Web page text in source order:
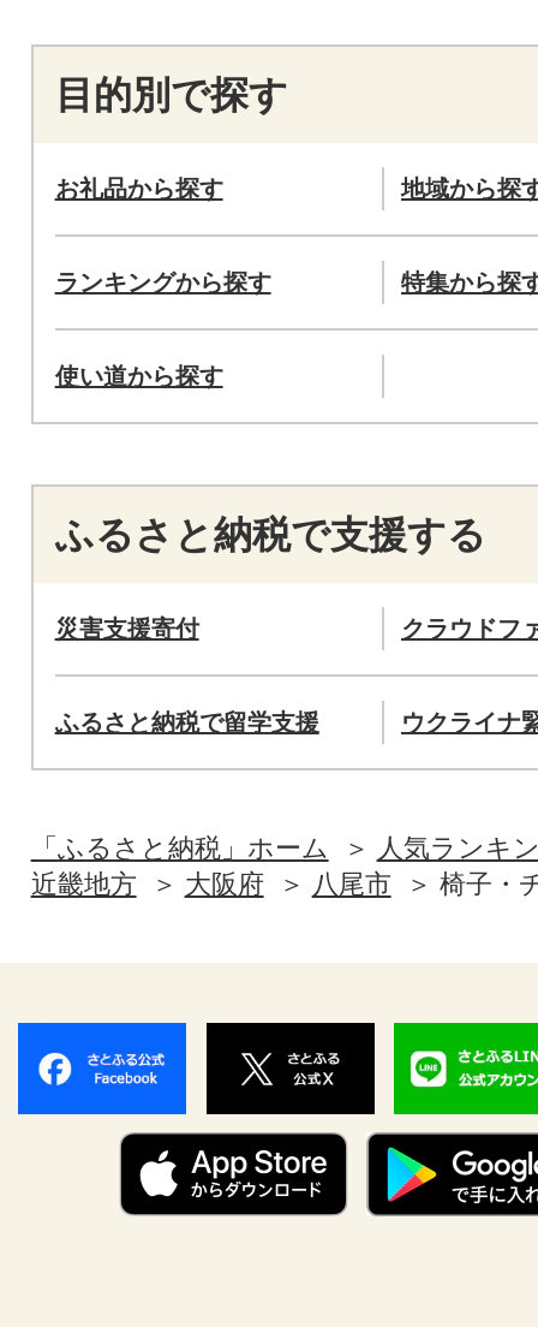
目的別で探す
お礼品から探す 地域から探
ランキングから探す 特集から探
使い道から探す
ふるさと納税で支援する
災害支援寄付 クラウドフ
ふるさと納税で留学支援 ウクライナ
「ふるさと納税」ホーム
人気ランキ
近畿地方
大阪府 八尾市 椅子・